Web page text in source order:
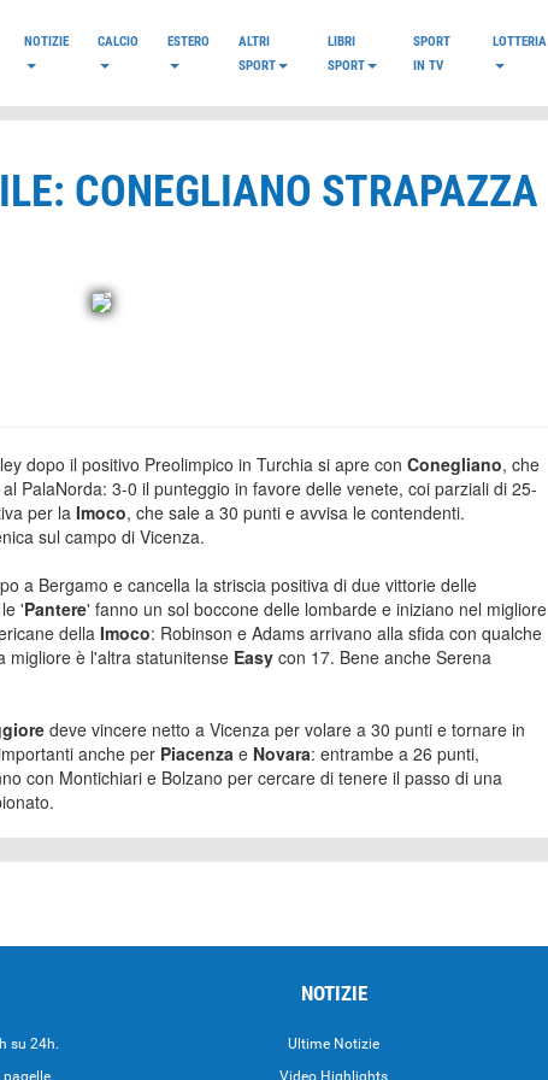
NOTIZIE CALCIO ESTERO
ALTRI
SPORT
LIBRI
SPORT
SPORT
IN TV
LOTTERIA
CONEGLIANO STRAPAZZA
dopo il positivo Preolimpico in Turchia si apre con Conegliano, che
al PalaNorda: 3-0 il punteggio in favore delle venete, coi parziali di 25-
per la Imoco, che sale a 30 punti e avvisa le contendenti.
sul campo di Vicenza.
a Bergamo e cancella la striscia positiva di due vittorie delle
'Pantere' fanno un sol boccone delle lombarde e iniziano nel migliore
della Imoco: Robinson e Adams arrivano alla sfida con qualche
migliore è l'altra statunitense Easy con 17. Bene anche Serena
deve vincere netto a Vicenza per volare a 30 punti e tornare in
anche per Piacenza e Novara: entrambe a 26 punti,
con Montichiari e Bolzano per cercare di tenere il passo di una
su 24h.
NOTIZIE
Ultime Notizie
Video Highlights